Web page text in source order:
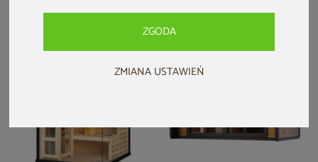
ZGODA
ZMIANA USTAWIEŃ